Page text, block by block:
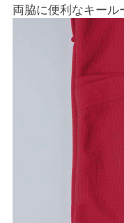
両脇に便利なキール